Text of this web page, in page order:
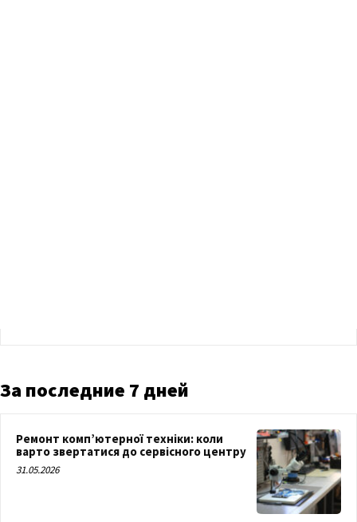
За последние 7 дней
Ремонт комп’ютерної техніки: коли
варто звертатися до сервісного центру
31.05.2026